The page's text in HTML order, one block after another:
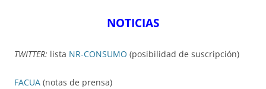
NOTICIAS
TWITTER: lista NR-CONSUMO (posibilidad de suscripción)
FACUA (notas de prensa)